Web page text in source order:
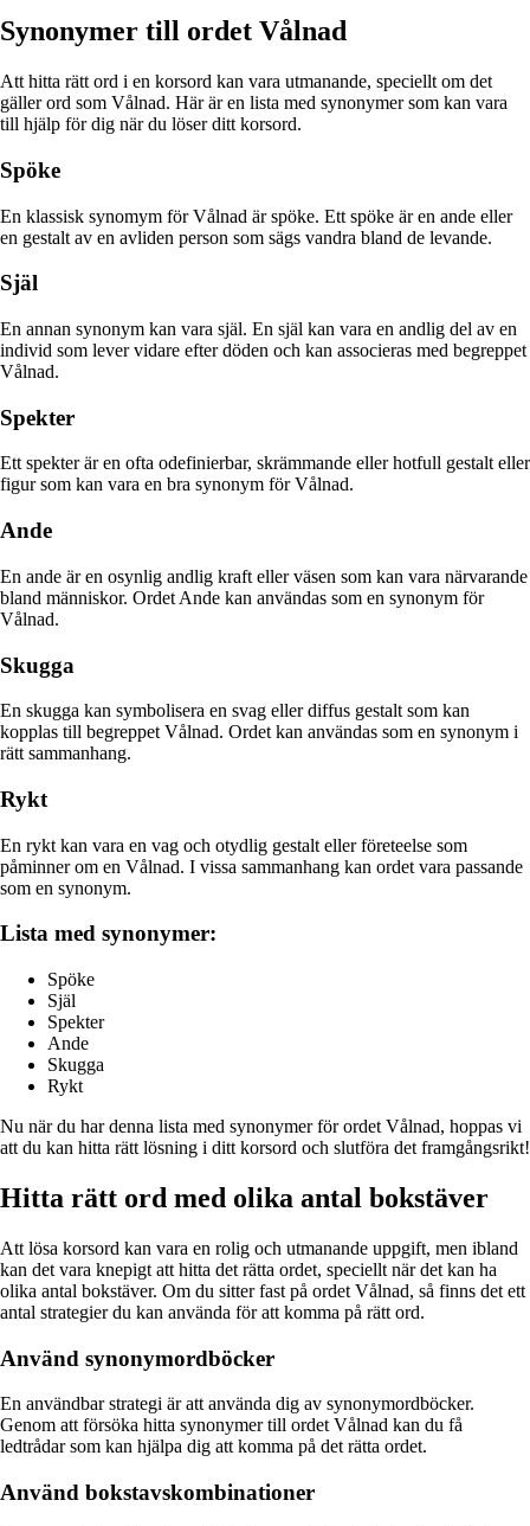
Synonymer till ordet Vålnad
Att hitta rätt ord i en korsord kan vara utmanande, speciellt om det
gäller ord som Vålnad. Här är en lista med synonymer som kan vara
till hjälp för dig när du löser ditt korsord.
Spöke
En klassisk synomym för Vålnad är spöke. Ett spöke är en ande eller
en gestalt av en avliden person som sägs vandra bland de levande.
Själ
En annan synonym kan vara själ. En själ kan vara en andlig del av en
individ som lever vidare efter döden och kan associeras med begreppet
Vålnad.
Spekter
Ett spekter är en ofta odefinierbar, skrämmande eller hotfull gestalt eller
figur som kan vara en bra synonym för Vålnad.
Ande
En ande är en osynlig andlig kraft eller väsen som kan vara närvarande
bland människor. Ordet Ande kan användas som en synonym för
Vålnad.
Skugga
En skugga kan symbolisera en svag eller diffus gestalt som kan
kopplas till begreppet Vålnad. Ordet kan användas som en synonym i
rätt sammanhang.
Rykt
En rykt kan vara en vag och otydlig gestalt eller företeelse som
påminner om en Vålnad. I vissa sammanhang kan ordet vara passande
som en synonym.
Lista med synonymer:
Spöke
Själ
Spekter
Ande
Skugga
Rykt
Nu när du har denna lista med synonymer för ordet Vålnad, hoppas vi
att du kan hitta rätt lösning i ditt korsord och slutföra det framgångsrikt!
Hitta rätt ord med olika antal bokstäver
Att lösa korsord kan vara en rolig och utmanande uppgift, men ibland
kan det vara knepigt att hitta det rätta ordet, speciellt när det kan ha
olika antal bokstäver. Om du sitter fast på ordet Vålnad, så finns det ett
antal strategier du kan använda för att komma på rätt ord.
Använd synonymordböcker
En användbar strategi är att använda dig av synonymordböcker.
Genom att försöka hitta synonymer till ordet Vålnad kan du få
ledtrådar som kan hjälpa dig att komma på det rätta ordet.
Använd bokstavskombinationer